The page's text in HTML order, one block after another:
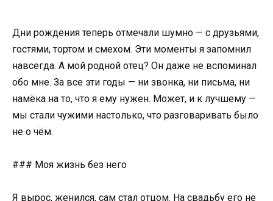
Дни рождения теперь отмечали шумно — с друзьями,
гостями, тортом и смехом. Эти моменты я запомнил
навсегда. А мой родной отец? Он даже не вспоминал
обо мне. За все эти годы — ни звонка, ни письма, ни
намёка на то, что я ему нужен. Может, и к лучшему —
мы стали чужими настолько, что разговаривать было
не о чём.
### Моя жизнь без него
Я вырос, женился, сам стал отцом. На свадьбу его не